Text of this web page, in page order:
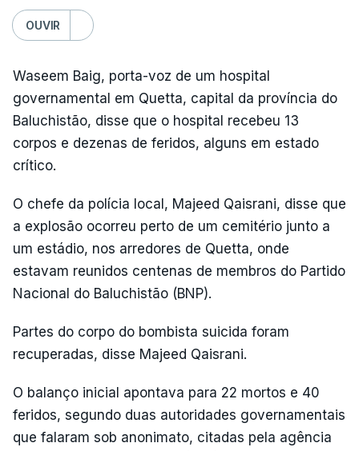
OUVIR
Waseem Baig, porta-voz de um hospital
governamental em Quetta, capital da província do
Baluchistão, disse que o hospital recebeu 13
corpos e dezenas de feridos, alguns em estado
crítico.
O chefe da polícia local, Majeed Qaisrani, disse que
a explosão ocorreu perto de um cemitério junto a
um estádio, nos arredores de Quetta, onde
estavam reunidos centenas de membros do Partido
Nacional do Baluchistão (BNP).
Partes do corpo do bombista suicida foram
recuperadas, disse Majeed Qaisrani.
O balanço inicial apontava para 22 mortos e 40
feridos, segundo duas autoridades governamentais
que falaram sob anonimato, citadas pela agência